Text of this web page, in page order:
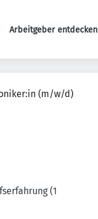
Haupt-Navigation
Arbeitgeber entdecken
(m/w/d)
(1